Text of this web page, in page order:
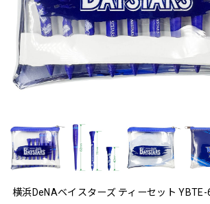
横浜DeNAベイスターズ ティーセット YBTE-